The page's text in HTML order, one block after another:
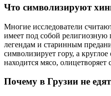
Что символизируют
Многие исследователи
имеет под собой религиозную
легендам и старинным
символизирует гору, а
находится мясо, олицетворяет
Почему в Грузии не